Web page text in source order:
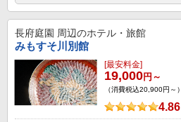
長府庭園 周辺のホテル・旅館
みもすそ川別館
[最安料金]
19,000円～
（消費税込20,900円～）
4.86